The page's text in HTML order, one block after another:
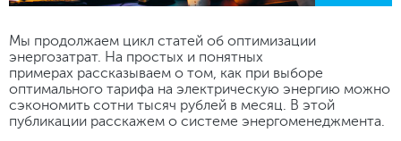
Мы продолжаем цикл статей об оптимизации
энергозатрат. На простых и понятных
примерах рассказываем о том, как при выборе
оптимального тарифа на электрическую энергию можно
сэкономить сотни тысяч рублей в месяц. В этой
публикации расскажем о системе энергоменеджмента.